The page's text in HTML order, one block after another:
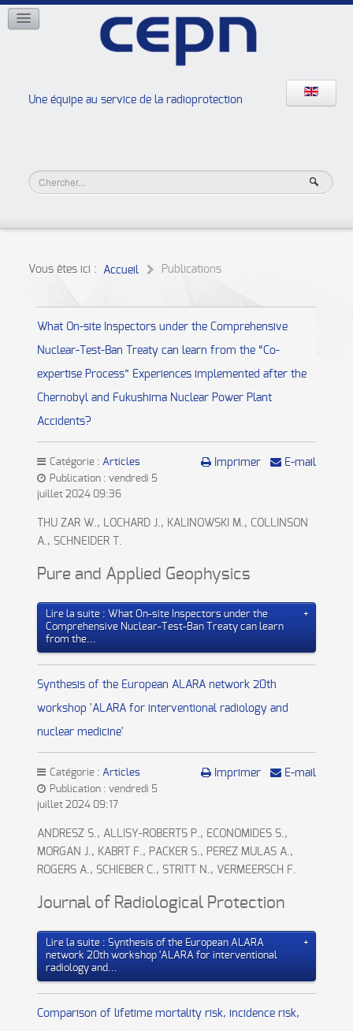
Une équipe au service de la radioprotection
RÉSEAUX
Les ateliers de la radioprotection
Vous êtes ici : Accueil Publications
What On-site Inspectors under the Comprehensive
Nuclear-Test-Ban Treaty can learn from the “Co-
expertise Process” Experiences implemented after the
Chernobyl and Fukushima Nuclear Power Plant
Accidents?
Imprimer E-mail
Catégorie : Articles
Publication : vendredi 5
juillet 2024 09:36
THU ZAR W., LOCHARD J., KALINOWSKI M., COLLINSON
A., SCHNEIDER T.
Pure and Applied Geophysics
Lire la suite : What On-site Inspectors under the
Comprehensive Nuclear-Test-Ban Treaty can learn
from the...
Synthesis of the European ALARA network 20th
workshop 'ALARA for interventional radiology and
nuclear medicine'
Imprimer E-mail
Catégorie : Articles
Publication : vendredi 5
juillet 2024 09:17
ANDRESZ S., ALLISY-ROBERTS P., ECONOMIDES S.,
MORGAN J., KABRT F., PACKER S., PEREZ MULAS A.,
ROGERS A., SCHIEBER C., STRITT N., VERMEERSCH F.
Journal of Radiological Protection
Lire la suite : Synthesis of the European ALARA
network 20th workshop 'ALARA for interventional
radiology and...
Comparison of lifetime mortality risk, incidence risk,